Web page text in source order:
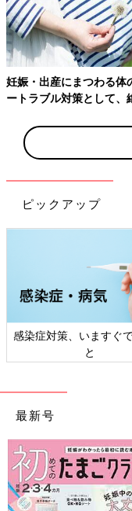
妊娠・出産にまつわる体
ートラブル対策として、
ピックアップ
感染症対策、いますぐ
と
最新号